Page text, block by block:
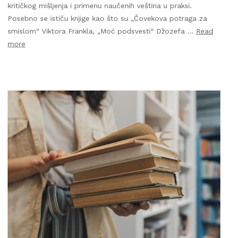
kritičkog mišljenja i primenu naučenih veština u praksi.
Posebno se ističu knjige kao što su „Čovekova potraga za
smislom“ Viktora Frankla, „Moć podsvesti“ Džozefa … Read
more